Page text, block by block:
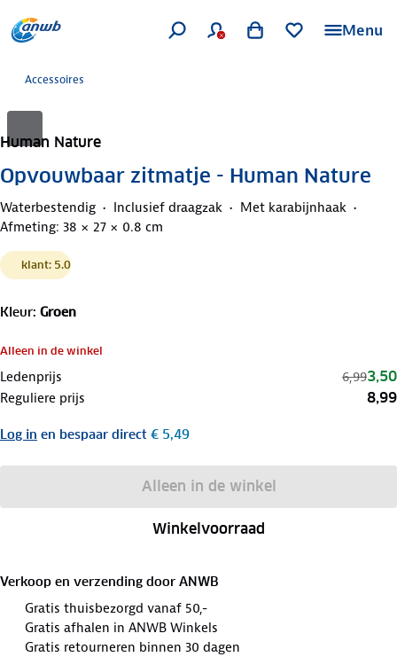
Menu
Accessoires
Human Nature
Opvouwbaar zitmatje - Human Nature
Waterbestendig Inclusief draagzak
Met karabijnhaak
Afmeting: 38 × 27 × 0.8 cm
klant: 5.0
Kleur: Groen
Alleen in de winkel
Ledenprijs 6,993,50
Reguliere prijs 8,99
Log in en bespaar direct € 5,49
Alleen in de winkel
Winkelvoorraad
Verkoop en verzending door ANWB
Gratis thuisbezorgd vanaf 50,-
Gratis afhalen in ANWB Winkels
Gratis retourneren binnen 30 dagen